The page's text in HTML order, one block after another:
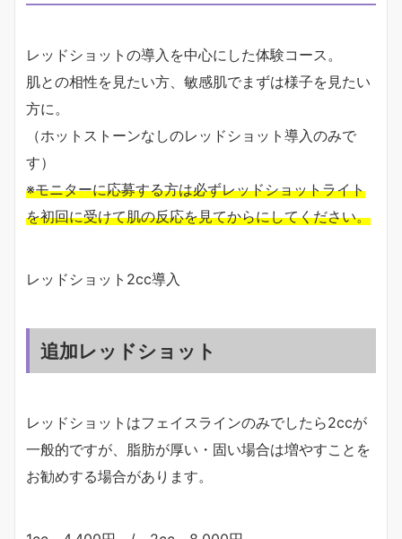
レッドショットの導入を中心にした体験コース。
肌との相性を見たい方、敏感肌でまずは様子を見たい
方に。
（ホットストーンなしのレッドショット導入のみで
す）
※モニターに応募する方は必ずレッドショットライト
を初回に受けて肌の反応を見てからにしてください。
レッドショット2cc導入
追加レッドショット
レッドショットはフェイスラインのみでしたら2ccが
一般的ですが、脂肪が厚い・固い場合は増やすことを
お勧めする場合があります。